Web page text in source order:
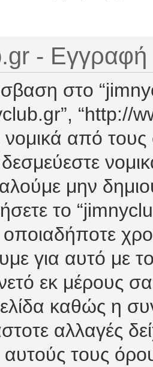
- Εγγραφή
στο
“http://
νομικά από
δεσμεύεστε
μην
το
για αυτό με
εκ μέρους
καθώς η
αλλαγές
τους